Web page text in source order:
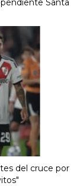
Santa
del cruce por